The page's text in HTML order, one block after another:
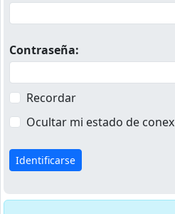
Contraseña:
Recordar
Ocultar mi estado de